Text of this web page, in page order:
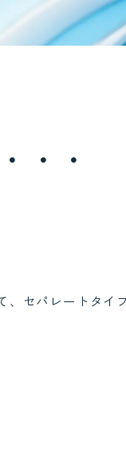
・・
、セパレートタイ